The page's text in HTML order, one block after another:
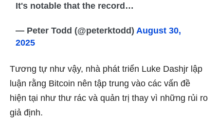
It's notable that the record…
— Peter Todd (@peterktodd) August 30,
2025
Tương tự như vậy, nhà phát triển Luke Dashjr lập
luận rằng Bitcoin nên tập trung vào các vấn đề
hiện tại như thư rác và quản trị thay vì những rủi ro
giả định.